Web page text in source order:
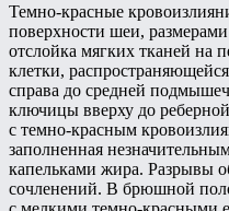
Темно-красные
поверхности шеи,
отслойка мягких тканей на
клетки,
справа до средней
ключицы вверху до
с темно-красным
заполненная
капельками жира. Разрывы
сочленений. В брюшной